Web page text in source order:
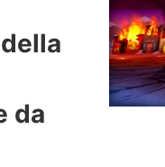
da